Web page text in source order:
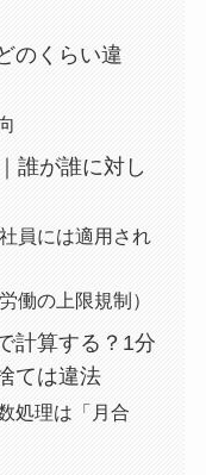
のくらい違
誰が誰に対し
員には適用され
働の上限規制）
計算する？1分
ては違法
処理は「月合